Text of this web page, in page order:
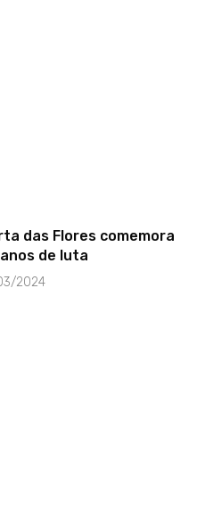
das Flores comemora
de luta
2024